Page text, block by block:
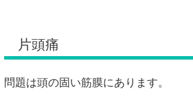
片頭痛
問題は頭の固い筋膜にあります。